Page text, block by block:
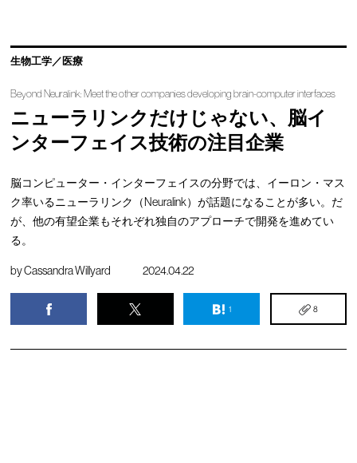
生物工学／医療
Beyond Neuralink: Meet the other companies developing brain-computer interfaces
ニューラリンクだけじゃない、脳イ
ンターフェイス技術の注目企業
脳コンピューター・インターフェイスの分野では、イーロン・マス
ク率いるニューラリンク（Neuralink）が話題になることが多い。だ
が、他の有望企業もそれぞれ独自のアプローチで開発を進めてい
る。
byCassandra Willyard 2024.04.22
1 8